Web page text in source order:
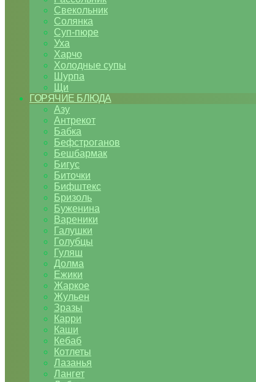
Свекольник
Солянка
Суп-пюре
Уха
Харчо
Холодные супы
Шурпа
Щи
ГОРЯЧИЕ БЛЮДА
Азу
Антрекот
Бабка
Бефстроганов
Бешбармак
Бигус
Биточки
Бифштекс
Бризоль
Буженина
Вареники
Галушки
Голубцы
Гуляш
Долма
Ежики
Жаркое
Жульен
Зразы
Карри
Каши
Кебаб
Котлеты
Лазанья
Лангет